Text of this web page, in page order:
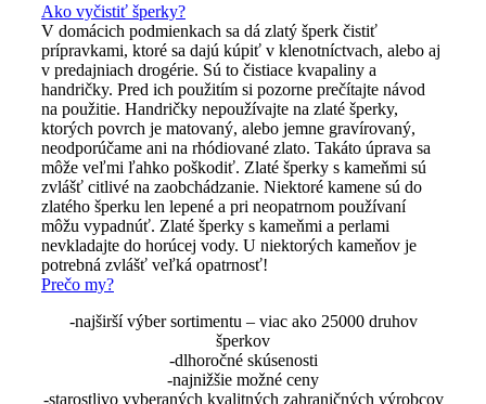
Ako vyčistiť šperky?
V domácich podmienkach sa dá zlatý šperk čistiť
prípravkami, ktoré sa dajú kúpiť v klenotníctvach, alebo aj
v predajniach drogérie. Sú to čistiace kvapaliny a
handričky. Pred ich použitím si pozorne prečítajte návod
na použitie. Handričky nepoužívajte na zlaté šperky,
ktorých povrch je matovaný, alebo jemne gravírovaný,
neodporúčame ani na rhódiované zlato. Takáto úprava sa
môže veľmi ľahko poškodiť. Zlaté šperky s kameňmi sú
zvlášť citlivé na zaobchádzanie. Niektoré kamene sú do
zlatého šperku len lepené a pri neopatrnom používaní
môžu vypadnúť. Zlaté šperky s kameňmi a perlami
nevkladajte do horúcej vody. U niektorých kameňov je
potrebná zvlášť veľká opatrnosť!
Prečo my?
-najširší výber sortimentu – viac ako 25000 druhov
šperkov
-dlhoročné skúsenosti
-najnižšie možné ceny
-starostlivo vyberaných kvalitných zahraničných výrobcov